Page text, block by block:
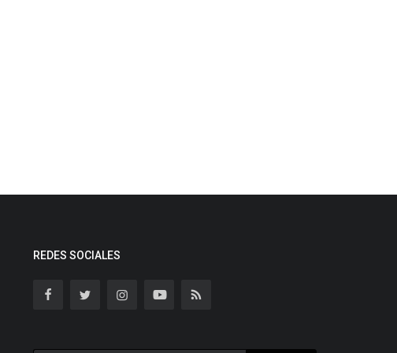
REDES SOCIALES